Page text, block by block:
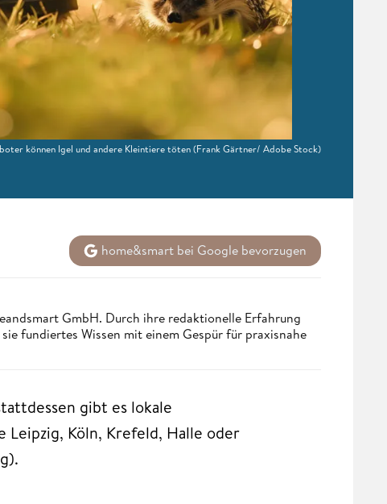
können Igel und andere Kleintiere töten(Frank Gärtner/ Adobe Stock)
home&smart bei Google bevorzugen
GmbH. Durch ihre redaktionelle Erfahrung
fundiertes Wissen mit einem Gespür für praxisnahe
gibt es lokale
Köln, Krefeld, Halle oder